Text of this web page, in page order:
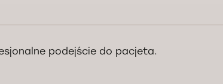
podejście do pacjeta.